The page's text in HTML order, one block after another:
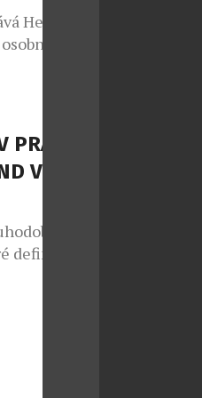
Heidi
v oblasti
i na
v sobě–
V
patří
definují
a